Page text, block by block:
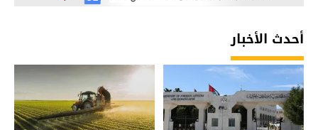
أحدث الأخبار